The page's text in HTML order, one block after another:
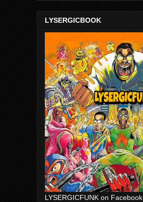
LYSERGICBOOK
LYSERGICFUNK on Facebook